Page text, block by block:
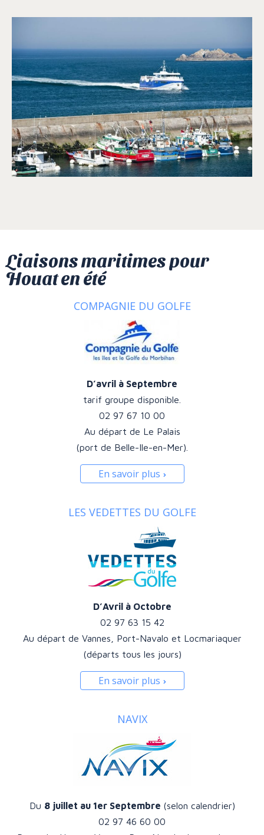
Liaisons maritimes pour
Houat en été
COMPAGNIE DU GOLFE
D’avril à Septembre
tarif groupe disponible.
02 97 67 10 00
Au départ de Le Palais
(port de Belle-Ile-en-Mer).
En savoir plus
LES VEDETTES DU GOLFE
D’Avril à Octobre
02 97 63 15 42
Au départ de Vannes, Port-Navalo et Locmariaquer
(départs tous les jours)
En savoir plus
NAVIX
Du 8 juillet au 1er Septembre (selon calendrier)
02 97 46 60 00